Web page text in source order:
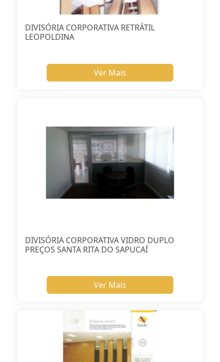
DIVISÓRIA CORPORATIVA RETRÁTIL
LEOPOLDINA
Ver Mais
DIVISÓRIA CORPORATIVA VIDRO DUPLO
PREÇOS SANTA RITA DO SAPUCAÍ
Ver Mais